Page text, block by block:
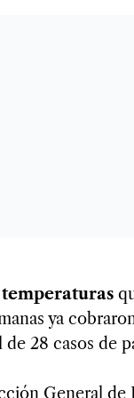
ya
28 casos de
General de